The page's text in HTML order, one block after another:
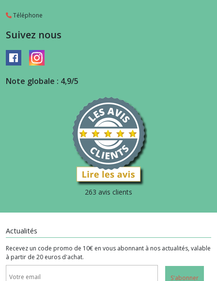
Téléphone
Suivez nous
Note globale : 4,9/5
263 avis clients
Actualités
Recevez un code promo de 10€ en vous abonnant à nos actualités, valable
à partir de 20 euros d'achat.
S'abonner